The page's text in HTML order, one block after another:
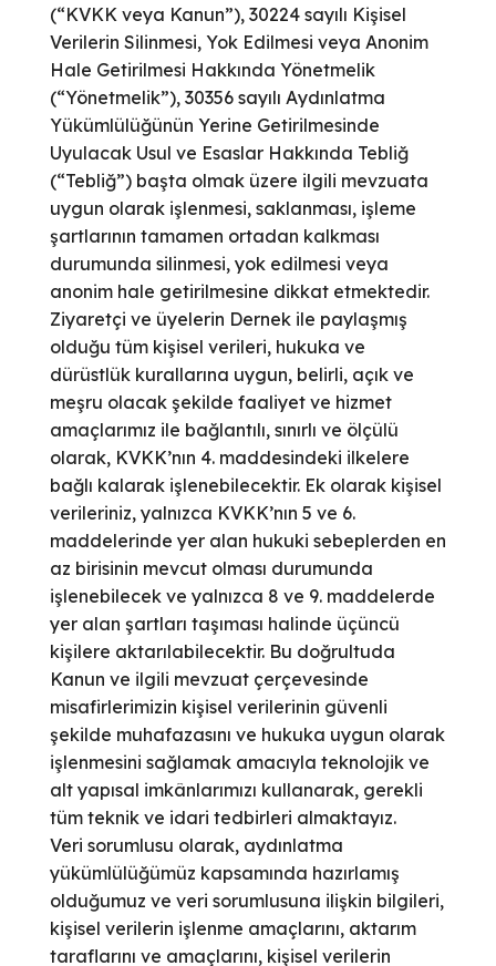
(“KVKK veya Kanun”), 30224 sayılı Kişisel
Verilerin Silinmesi, Yok Edilmesi veya Anonim
Hale Getirilmesi Hakkında Yönetmelik
(“Yönetmelik”), 30356 sayılı Aydınlatma
Yükümlülüğünün Yerine Getirilmesinde
Uyulacak Usul ve Esaslar Hakkında Tebliğ
(“Tebliğ”) başta olmak üzere ilgili mevzuata
uygun olarak işlenmesi, saklanması, işleme
şartlarının tamamen ortadan kalkması
durumunda silinmesi, yok edilmesi veya
anonim hale getirilmesine dikkat etmektedir.
Ziyaretçi ve üyelerin Dernek ile paylaşmış
olduğu tüm kişisel verileri, hukuka ve
dürüstlük kurallarına uygun, belirli, açık ve
meşru olacak şekilde faaliyet ve hizmet
amaçlarımız ile bağlantılı, sınırlı ve ölçülü
olarak, KVKK’nın 4. maddesindeki ilkelere
bağlı kalarak işlenebilecektir. Ek olarak kişisel
verileriniz, yalnızca KVKK’nın 5 ve 6.
maddelerinde yer alan hukuki sebeplerden en
az birisinin mevcut olması durumunda
işlenebilecek ve yalnızca 8 ve 9. maddelerde
yer alan şartları taşıması halinde üçüncü
kişilere aktarılabilecektir. Bu doğrultuda
Kanun ve ilgili mevzuat çerçevesinde
misafirlerimizin kişisel verilerinin güvenli
şekilde muhafazasını ve hukuka uygun olarak
işlenmesini sağlamak amacıyla teknolojik ve
alt yapısal imkânlarımızı kullanarak, gerekli
tüm teknik ve idari tedbirleri almaktayız.
Veri sorumlusu olarak, aydınlatma
yükümlülüğümüz kapsamında hazırlamış
olduğumuz ve veri sorumlusuna ilişkin bilgileri,
kişisel verilerin işlenme amaçlarını, aktarım
taraflarını ve amaçlarını, kişisel verilerin